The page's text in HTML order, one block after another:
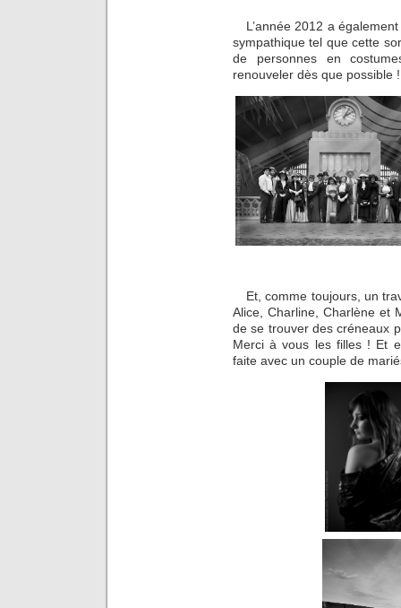
L’année 2012 a
sympathique tel que cette
de personnes en
renouveler dès que possible !
Et, comme toujours, un
Alice, Charline, Charlène et
de se trouver des créneaux
Merci à vous les filles ! Et
faite avec un couple de